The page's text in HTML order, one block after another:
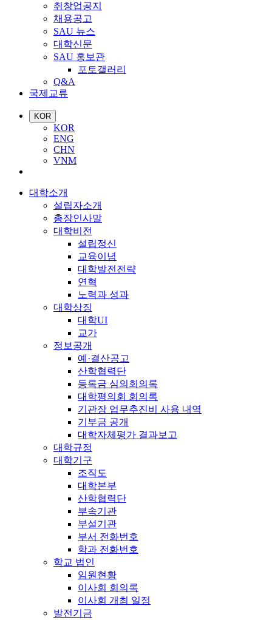
취창업공지
채용공고
SAU 뉴스
대학신문
SAU 홍보관
포토갤러리
Q&A
국제교류
KOR
KOR
ENG
CHN
VNM
대학소개
설립자소개
총장인사말
대학비전
설립정신
교육이념
대학발전전략
연혁
노력과 성과
대학상징
대학UI
교가
정보공개
예·결산공고
산학협력단
등록금 심의회의록
대학평의회 회의록
기관장 업무추진비 사용 내역
기부금 공개
대학자체평가 결과보고
대학규정
대학기구
조직도
대학본부
산학협력단
부속기관
부설기관
부서 전화번호
학과 전화번호
학교 법인
임원현황
이사회 회의록
이사회 개최 일정
발전기금